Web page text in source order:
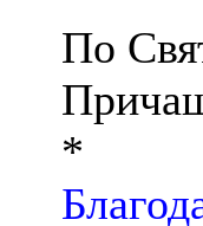
По
*